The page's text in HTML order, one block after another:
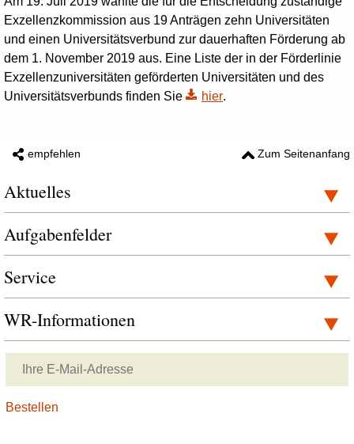
Exzellenzkommission aus 19 Anträgen zehn Universitäten
und einen Universitätsverbund zur dauerhaften Förderung ab
dem 1. November 2019 aus. Eine Liste der in der Förderlinie
Exzellenzuniversitäten geförderten Universitäten und des
Universitätsverbunds finden Sie
hier.
empfehlen Zum Seitenanfang
Aktuelles
Aufgabenfelder
Service
WR-Informationen